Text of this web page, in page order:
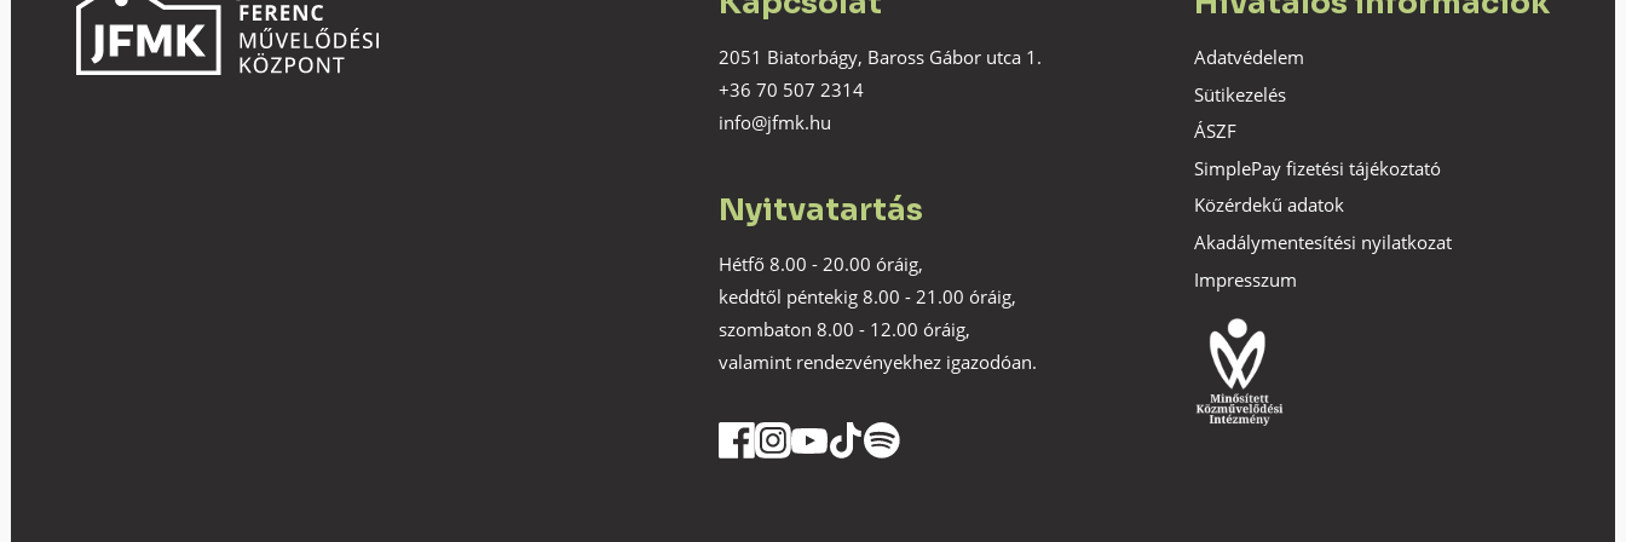
2051 Biatorbágy, Baross Gábor utca 1.
+36 70 507 2314
info@jfmk.hu
Nyitvatartás
Hétfő 8.00 - 20.00 óráig,
keddtől péntekig 8.00 - 21.00 óráig,
szombaton 8.00 - 12.00 óráig,
valamint rendezvényekhez igazodóan.
Adatvédelem
Sütikezelés
ÁSZF
SimplePay fizetési tájékoztató
Közérdekű adatok
Akadálymentesítési nyilatkozat
Impresszum